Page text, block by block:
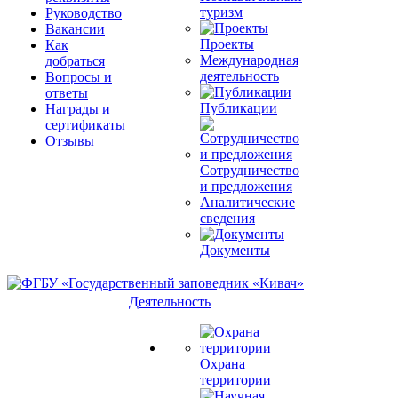
Руководство
Вакансии
Как
добраться
Вопросы и
ответы
Награды и
сертификаты
Отзывы
туризм
Проекты
Международная
деятельность
Публикации
Сотрудничество
и предложения
Аналитические
сведения
Документы
Деятельность
Охрана
территории